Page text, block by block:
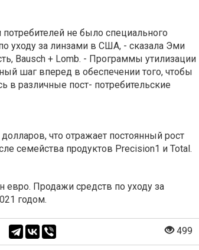
не было специального
уходу за линзами в США, - сказала Эми
Bausch + Lomb. - Программы утилизации
шаг вперед в обеспечении того, чтобы
различные пост- потребительские
что отражает постоянный рост
семейства продуктов Precision1 и Total.
евро. Продажи средств по уходу за
годом.
499